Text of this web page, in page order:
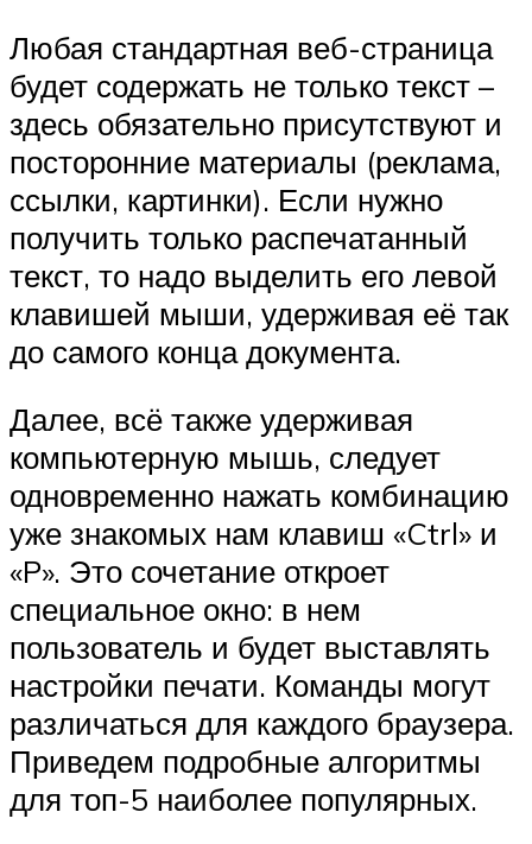
Любая стандартная веб-страница
будет содержать не только текст –
здесь обязательно присутствуют и
посторонние материалы (реклама,
ссылки, картинки). Если нужно
получить только распечатанный
текст, то надо выделить его левой
клавишей мыши, удерживая её так
до самого конца документа.
Далее, всё также удерживая
компьютерную мышь, следует
одновременно нажать комбинацию
уже знакомых нам клавиш «Ctrl» и
«P». Это сочетание откроет
специальное окно: в нем
пользователь и будет выставлять
настройки печати. Команды могут
различаться для каждого браузера.
Приведем подробные алгоритмы
для топ-5 наиболее популярных.